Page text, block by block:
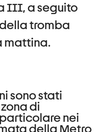
III, a seguito
tromba
mattina.
sono stati
di
nei
della Metro